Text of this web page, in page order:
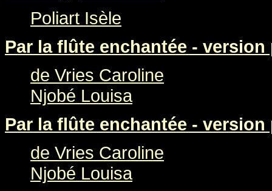
Poliart Isèle
Par la flûte enchantée - version
de Vries Caroline
Njobé Louisa
Par la flûte enchantée - version
de Vries Caroline
Njobé Louisa